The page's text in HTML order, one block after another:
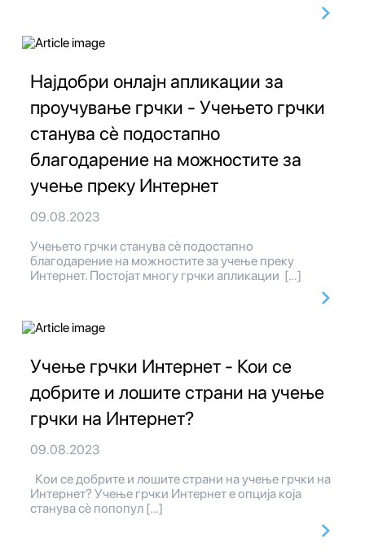
Најдобри онлајн апликации за
проучување грчки - Учењето грчки
станува сè подостапно
благодарение на можностите за
учење преку Интернет
09.08.2023
Учењето грчки станува сè подостапно
благодарение на можностите за учење преку
Интернет. Постојат многу грчки апликации […]
Учење грчки Интернет - Кои се
добрите и лошите страни на учење
грчки на Интернет?
09.08.2023
Кои се добрите и лошите страни на учење грчки на
Интернет? Учење грчки Интернет е опција која
станува сè попопул […]